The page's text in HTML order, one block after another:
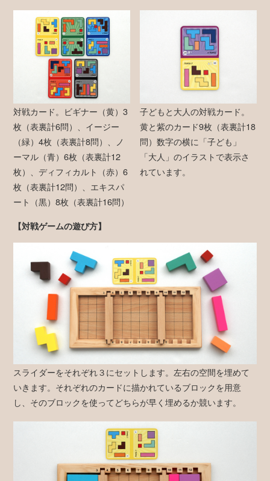
対戦カード。ビギナー（黄）3
枚（表裏計6問）、イージー
（緑）4枚（表裏計8問）、ノ
ーマル（青）6枚（表裏計12
枚）、ディフィカルト（赤）6
枚（表裏計12問）、エキスパ
ート（黒）8枚（表裏計16問）
子どもと大人の対戦カード。
黄と紫のカード9枚（表裏計18
問）数字の横に「子ども」
「大人」のイラストで表示さ
れています。
【対戦ゲームの遊び方】
スライダーをそれぞれ３にセットします。左右の空間を埋めて
いきます。それぞれのカードに描かれているブロックを用意
し、そのブロックを使ってどちらが早く埋めるか競います。